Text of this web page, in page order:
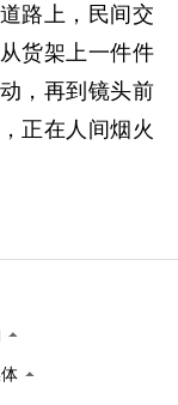
路上，民间交
货架上一件件
，再到镜头前
正在人间烟火